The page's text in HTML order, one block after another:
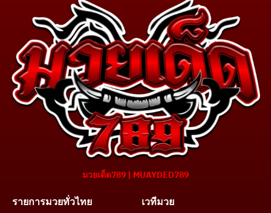
มวยเด็ด789 | MUAYDED789
รายการมวยทั่วไทย เวทีมวย